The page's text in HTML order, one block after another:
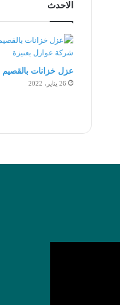
الاحدث
عزل خزانات بالقصيم
26 يناير، 2022